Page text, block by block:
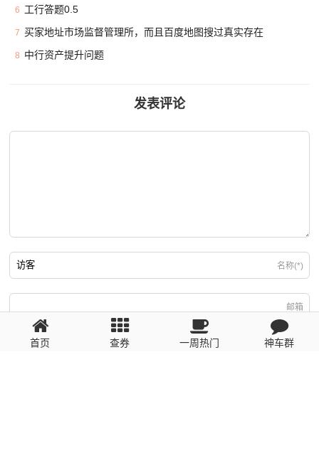
6 工行答题0.5
7 买家地址市场监督管理所，而且百度地图搜过真实存在
8 中行资产提升问题
发表评论
名称(*)
邮箱
回复需填写必要信息
首页 查券 一周热门 神车群